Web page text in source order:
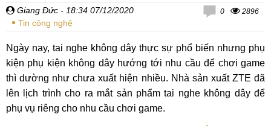
Giang Đức - 18:34 07/12/2020
Tin công nghệ
0 2896
Ngày nay, tai nghe không dây thực sự phổ biến nhưng phụ
kiện phụ kiện không dây hướng tới nhu cầu để chơi game
thì dường như chưa xuất hiện nhiều. Nhà sản xuất ZTE đã
lên lịch trình cho ra mắt sản phẩm tai nghe không dây để
phụ vụ riêng cho nhu cầu chơi game.